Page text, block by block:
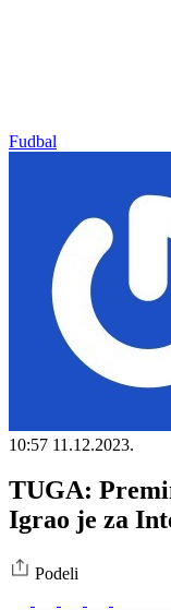
Fudbal
10:57 11.12.2023.
TUGA:
Igrao je za
Podeli